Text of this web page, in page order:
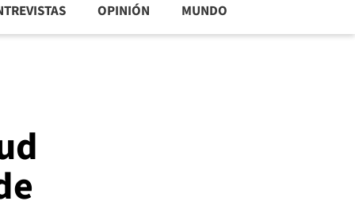
OPINIÓN MUNDO